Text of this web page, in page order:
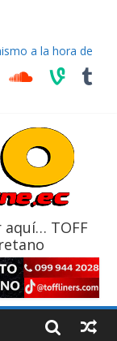
las rutas de La
a la hora de
varios días sin
7 provincias en 8
TOFF